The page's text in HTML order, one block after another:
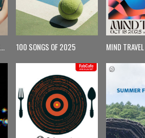
【月曜更新】Monday Spin 100 SONGS OF 2025 MIND TRAVEL